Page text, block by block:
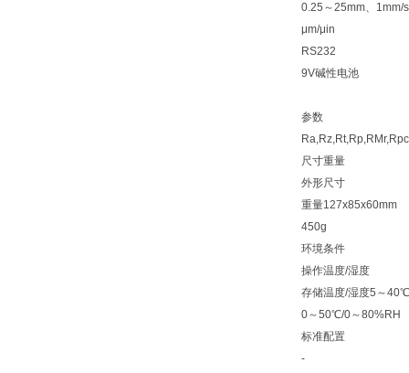
0.25～25mm、1mm/s
μm/μin
RS232
9V碱性电池
参数
尺寸重量
外形尺寸
重量127x85x60mm
450g
环境条件
操作温度/湿度
存储温度/湿度5～
0～50℃/0～80%RH
标准配置
-